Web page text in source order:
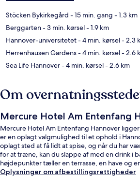
Stöcken Bykirkegård - 15 min. gang - 1.3 km
Berggarten- 3 min. kørsel- 1.9 km
Hannover-universitetet- 4 min. kørsel- 2.3
Herrenhausen Gardens- 4 min. kørsel- 2.6
Sea Life Hannover- 4 min. kørsel- 2.6 km
Om
Mercure Hotel Am Entenfang
Mercure Hotel Am Entenfang Hannover
er en oplagt valgmulighed til et ophold i
oplagt sted at få lidt at spise, og når du har
for at træne, kan du slappe af med en drink i
højdepunkter tæller en terrasse, en have og
Oplysninger om afbestillingsrettigheder